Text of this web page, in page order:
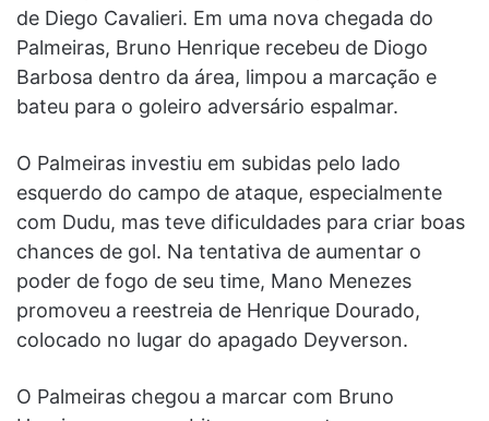
de Diego Cavalieri. Em uma nova chegada do
Palmeiras, Bruno Henrique recebeu de Diogo
Barbosa dentro da área, limpou a marcação e
bateu para o goleiro adversário espalmar.
O Palmeiras investiu em subidas pelo lado
esquerdo do campo de ataque, especialmente
com Dudu, mas teve dificuldades para criar boas
chances de gol. Na tentativa de aumentar o
poder de fogo de seu time, Mano Menezes
promoveu a reestreia de Henrique Dourado,
colocado no lugar do apagado Deyverson.
O Palmeiras chegou a marcar com Bruno